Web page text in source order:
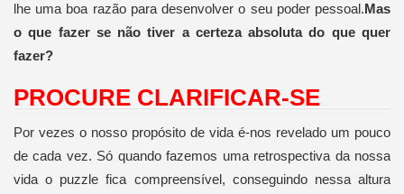
lhe uma boa razão para desenvolver o seu poder pessoal.Mas
o que fazer se não tiver a certeza absoluta do que quer
fazer?
PROCURE CLARIFICAR-SE
Por vezes o nosso propósito de vida é-nos revelado um pouco
de cada vez. Só quando fazemos uma retrospectiva da nossa
vida o puzzle fica compreensível, conseguindo nessa altura